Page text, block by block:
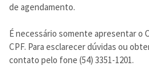
de agendamento.
É necessário somente apresentar o
CPF. Para esclarecer dúvidas ou
contato pelo fone (54) 3351-1201.